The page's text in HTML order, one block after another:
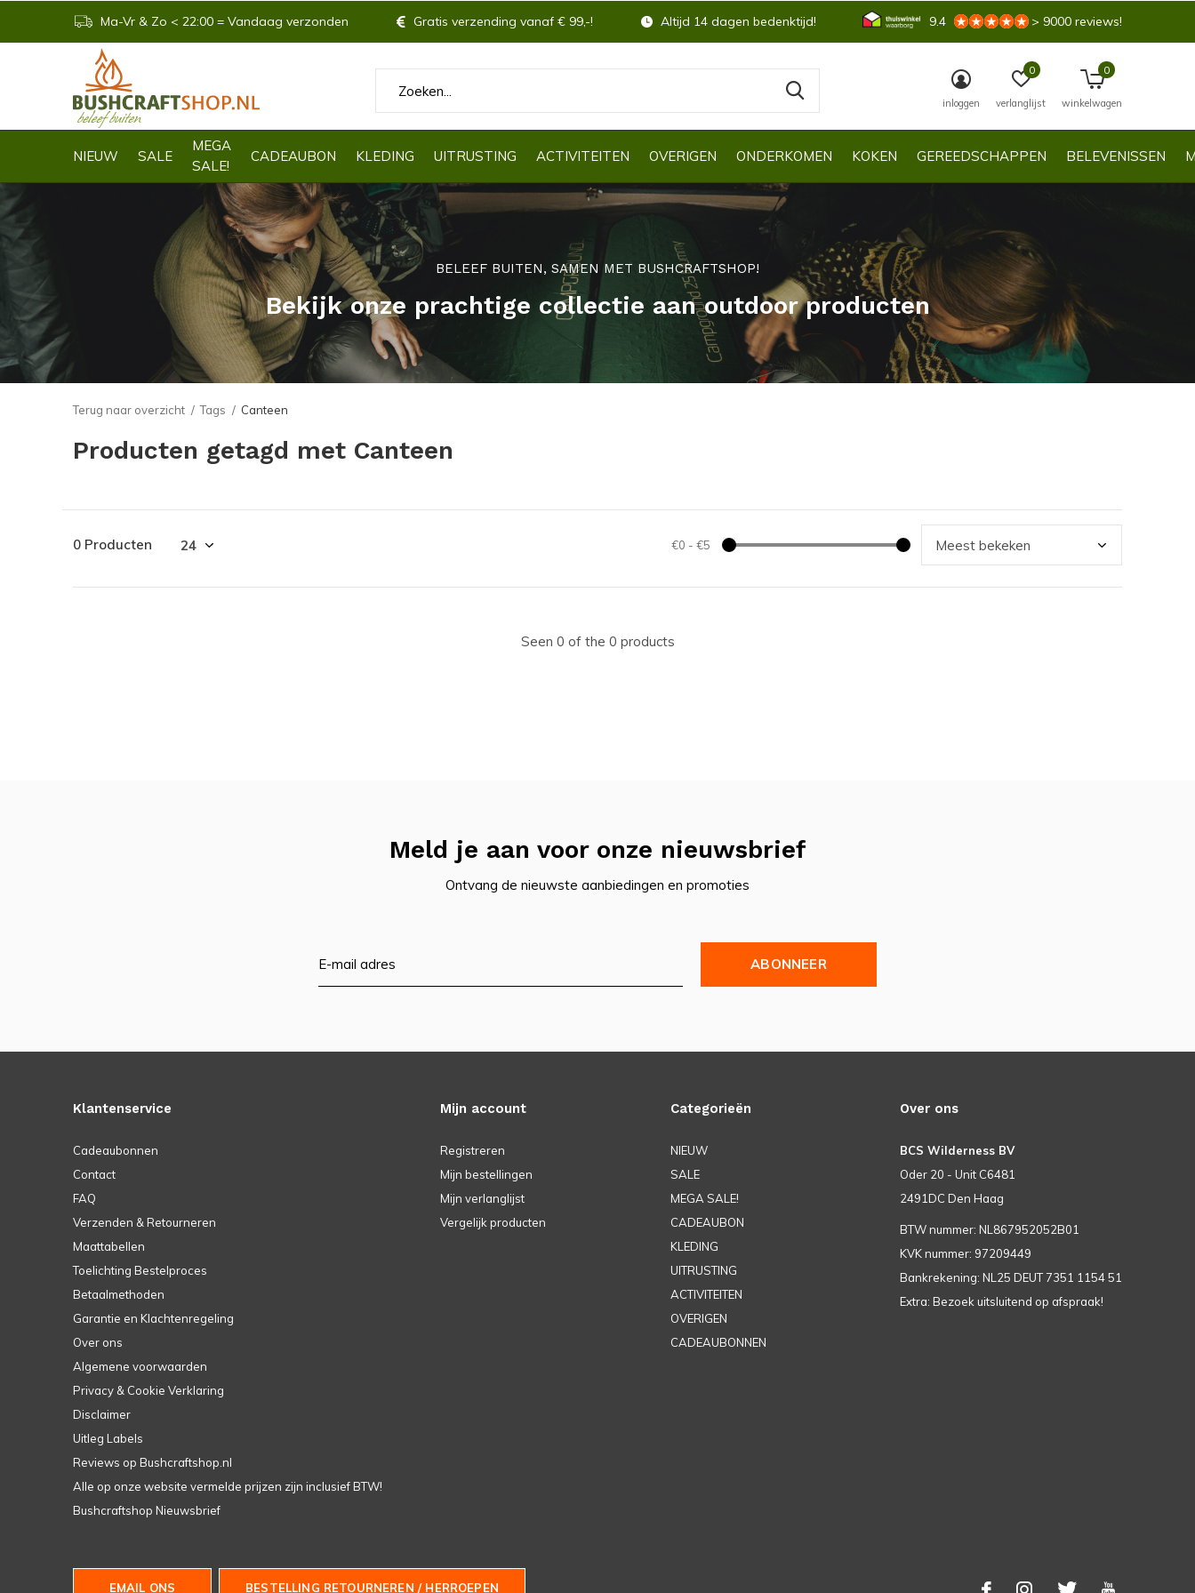
NIEUW SALE
MEGA
SALE!
CADEAUBON KLEDING UITRUSTING ACTIVITEITEN OVERIGEN ONDERKOMEN KOKEN GEREEDSCHAPPEN BELEVENISSEN
inloggen verlanglijst
0
winkelwagen
0
Ma-Vr & Zo < 22:00 = Vandaag verzonden Gratis verzending vanaf € 99,-! Altijd 14 dagen bedenktijd! 9.4 > 9000 reviews!
BELEEF BUITEN, SAMEN MET BUSHCRAFTSHOP!
Bekijk onze prachtige collectie aan outdoor producten
Terug naar overzicht Tags Canteen
Producten getagd met Canteen
0 Producten €0 - €5
Seen 0 of the 0 products
Meld je aan voor onze nieuwsbrief
Ontvang de nieuwste aanbiedingen en promoties
ABONNEER
Klantenservice
Cadeaubonnen
Contact
FAQ
Verzenden & Retourneren
Maattabellen
Toelichting Bestelproces
Betaalmethoden
Garantie en Klachtenregeling
Over ons
Algemene voorwaarden
Privacy & Cookie Verklaring
Disclaimer
Uitleg Labels
Reviews op Bushcraftshop.nl
Alle op onze website vermelde prijzen zijn inclusief BTW!
Bushcraftshop Nieuwsbrief
Mijn account
Registreren
Mijn bestellingen
Mijn verlanglijst
Vergelijk producten
Categorieën
NIEUW
SALE
MEGA SALE!
CADEAUBON
KLEDING
UITRUSTING
ACTIVITEITEN
OVERIGEN
CADEAUBONNEN
Over ons
BCS Wilderness BV
Oder 20 - Unit C6481
2491DC Den Haag
BTW nummer: NL867952052B01
KVK nummer: 97209449
Bankrekening: NL25 DEUT 7351 1154 51
Extra: Bezoek uitsluitend op afspraak!
EMAIL ONS BESTELLING RETOURNEREN / HERROEPEN